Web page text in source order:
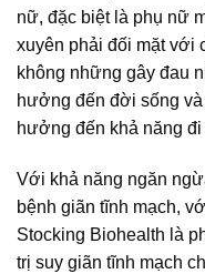
nữ, đặc biệt là phụ nữ
xuyên phải đối mặt với
không những gây đau
hưởng đến đời sống
hưởng đến khả năng
Với khả năng ngăn
bệnh giãn tĩnh mạch,
Stocking Biohealth là
trị suy giãn tĩnh mạch